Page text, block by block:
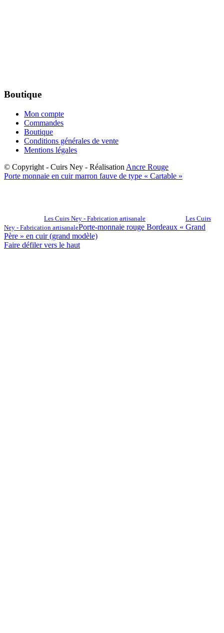
Boutique
Mon compte
Commandes
Boutique
Conditions générales de vente
Mentions légales
© Copyright - Cuirs Ney - Réalisation Ancre Rouge
Porte monnaie en cuir marron fauve de type « Cartable »
Les Cuirs Ney - Fabrication artisanale
Les Cuirs
Ney - Fabrication artisanalePorte-monnaie rouge Bordeaux « Grand
Père » en cuir (grand modèle)
Faire défiler vers le haut